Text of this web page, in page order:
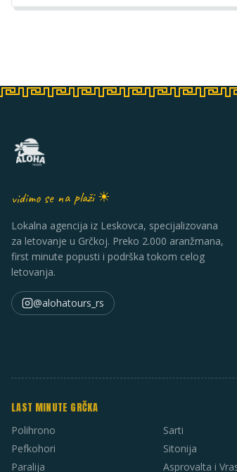
vidimo se na plaži ☀
Lokalna agencija iz Leskovca, specijalizovana
za letovanje u Grčkoj. Preko 2.000 aranžmana,
first minute popusti i podrška tokom celog
letovanja.
@alohatours_rs
LAST MINUTE GRČKA
Polihrono
Pefkohori
Paralija
Sarti
Sitonija
Asprovalta i